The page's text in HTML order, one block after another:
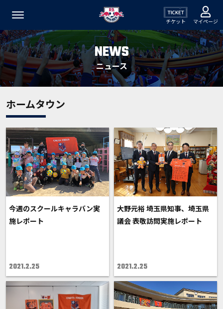
チケット マイページ
NEWS
ニュース
ホームタウン
今週のスクールキャラバン実
施レポート
2021.2.25
大野元裕 埼玉県知事、埼玉県
議会 表敬訪問実施レポート
2021.2.25